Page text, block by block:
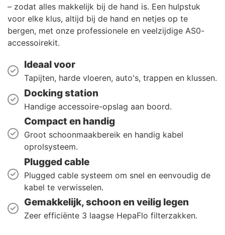
– zodat alles makkelijk bij de hand is. Een hulpstuk
voor elke klus, altijd bij de hand en netjes op te
bergen, met onze professionele en veelzijdige AS0-
accessoirekit.
Ideaal voor
Tapijten, harde vloeren, auto's, trappen en klussen.
Docking station
Handige accessoire-opslag aan boord.
Compact en handig
Groot schoonmaakbereik en handig kabel
oprolsysteem.
Plugged cable
Plugged cable systeem om snel en eenvoudig de
kabel te verwisselen.
Gemakkelijk, schoon en veilig legen
Zeer efficiënte 3 laagse HepaFlo filterzakken.